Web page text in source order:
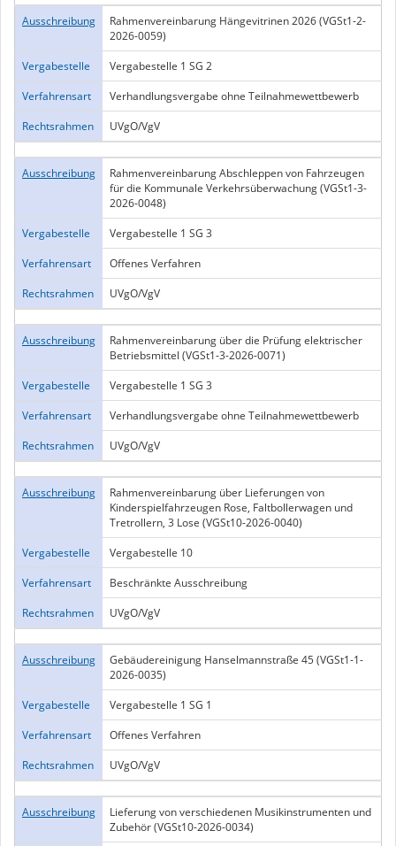
Ausschreibung
Rahmenvereinbarung Hängevitrinen 2026 (VGSt1-2-
2026-0059)
Vergabestelle
Vergabestelle 1 SG 2
Verfahrensart
Verhandlungsvergabe ohne Teilnahmewettbewerb
Rechtsrahmen
UVgO/VgV
Ausschreibung
Rahmenvereinbarung Abschleppen von Fahrzeugen
für die Kommunale Verkehrsüberwachung (VGSt1-3-
2026-0048)
Vergabestelle
Vergabestelle 1 SG 3
Verfahrensart
Offenes Verfahren
Rechtsrahmen
UVgO/VgV
Ausschreibung
Rahmenvereinbarung über die Prüfung elektrischer
Betriebsmittel (VGSt1-3-2026-0071)
Vergabestelle
Vergabestelle 1 SG 3
Verfahrensart
Verhandlungsvergabe ohne Teilnahmewettbewerb
Rechtsrahmen
UVgO/VgV
Ausschreibung
Rahmenvereinbarung über Lieferungen von
Kinderspielfahrzeugen Rose, Faltbollerwagen und
Tretrollern, 3 Lose (VGSt10-2026-0040)
Vergabestelle
Vergabestelle 10
Verfahrensart
Beschränkte Ausschreibung
Rechtsrahmen
UVgO/VgV
Ausschreibung
Gebäudereinigung Hanselmannstraße 45 (VGSt1-1-
2026-0035)
Vergabestelle
Vergabestelle 1 SG 1
Verfahrensart
Offenes Verfahren
Rechtsrahmen
UVgO/VgV
Ausschreibung
Lieferung von verschiedenen Musikinstrumenten und
Zubehör (VGSt10-2026-0034)